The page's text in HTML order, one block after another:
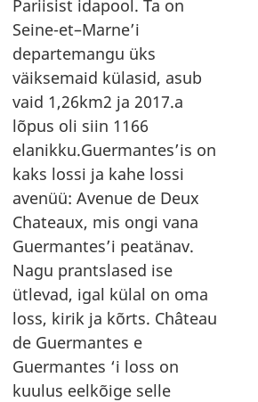
Pariisist idapool. Ta on
Seine-et–Marne’i
departemangu üks
väiksemaid külasid, asub
vaid 1,26km2 ja 2017.a
lõpus oli siin 1166
elanikku.Guermantes’is on
kaks lossi ja kahe lossi
avenüü: Avenue de Deux
Chateaux, mis ongi vana
Guermantes’i peatänav.
Nagu prantslased ise
ütlevad, igal külal on oma
loss, kirik ja kõrts. Château
de Guermantes e
Guermantes ‘i loss on
kuulus eelkõige selle